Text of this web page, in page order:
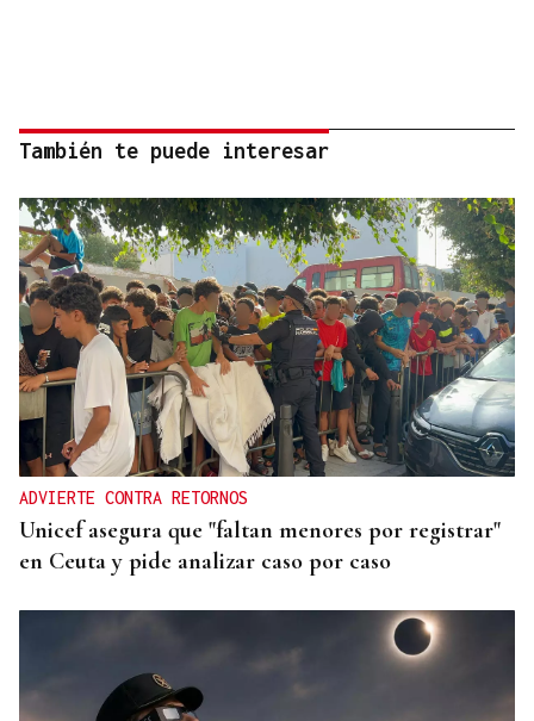
También te puede interesar
ADVIERTE CONTRA RETORNOS
Unicef asegura que "faltan menores por registrar"
en Ceuta y pide analizar caso por caso